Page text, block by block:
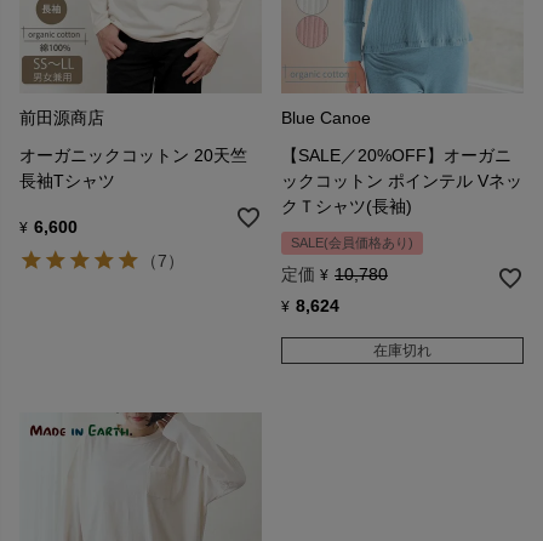
前田源商店
オーガニックコットン 20天竺
長袖Tシャツ
¥ 6,600
（7）
Blue Canoe
【SALE／20%OFF】オーガニ
ックコットン ポインテル Vネッ
クＴシャツ(長袖)
SALE(会員価格あり)
定価 ¥ 10,780
¥ 8,624
在庫切れ